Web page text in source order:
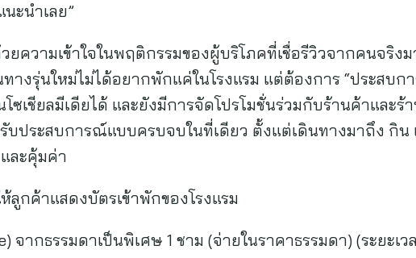
ะนำเลย”
ยความเข้าใจในพฤติกรรมของผู้บริโภคที่เชื่อรีวิวจากคนจริง
างรุ่นใหม่ไม่ได้อยากพักแค่ในโรงแรม แต่ต้องการ “ประสบ
ซเชียลมีเดียได้ และยังมีการจัดโปรโมชั่นร่วมกับร้านค้าและร้
รับประสบการณ์แบบครบจบในที่เดียว ตั้งแต่เดินทางมาถึง กิน
ละคุ้มค่า
ลูกค้าแสดงบัตรเข้าพักของโรงแรม
จากธรรมดาเป็นพิเศษ 1 ชาม (จ่ายในราคาธรรมดา) (ระยะเ